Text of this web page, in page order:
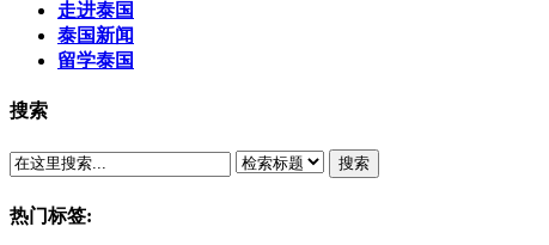
走进泰国
泰国新闻
留学泰国
搜索
搜索
热门标签: